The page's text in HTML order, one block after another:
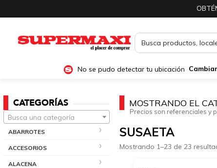
No se pudo detectar tu ubicación Cambiar
CATEGORÍAS
Busca una categoría
ABARROTES
ACCESORIOS
ALACENA
MOSTRANDO EL
Precios son referenciales y
SUSAETA
Mostrando 1–23 de 23